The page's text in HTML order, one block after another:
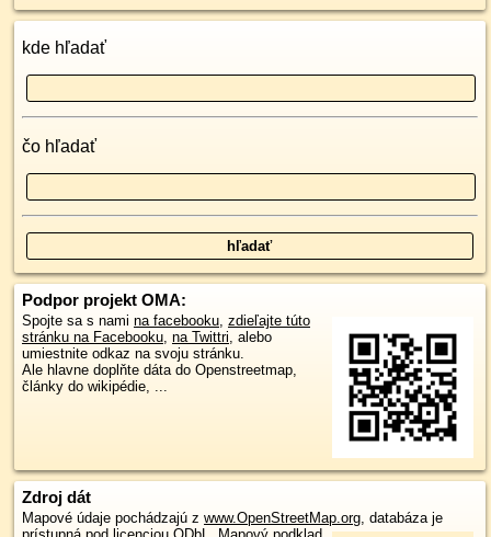
kde hľadať
čo hľadať
Podpor projekt OMA:
Spojte sa s nami na facebooku, zdieľajte túto
stránku na Facebooku, na Twittri, alebo
umiestnite odkaz na svoju stránku.
Ale hlavne doplňte dáta do Openstreetmap,
články do wikipédie, ...
Zdroj dát
Mapové údaje pochádzajú z www.OpenStreetMap.org, databáza je